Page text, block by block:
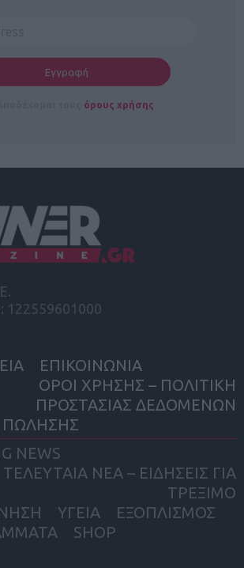
όρους χρήσης
122559601000
ΕΠΙΚΟΙΝΩΝΙΑ
ΟΡΟΙ ΧΡΗΣΗΣ – ΠΟΛΙΤΙΚΗ
ΠΡΟΣΤΑΣΙΑΣ ΔΕΔΟΜΕΝΩΝ
ΠΩΛΗΣΗΣ
NEWS
ΤΕΛΕΥΤΑΙΑ ΝΕΑ – ΕΙΔΗΣΕΙΣ ΓΙΑ
ΤΡΕΞΙΜΟ
ΥΓΕΙΑ
ΕΞΟΠΛΙΣΜΟΣ
SHOP